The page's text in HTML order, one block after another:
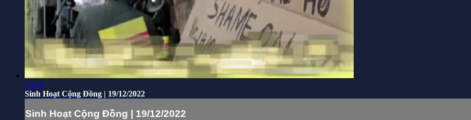
25:50
Sinh Hoạt Cộng Đồng | 19/12/2022
Sinh Hoạt Cộng Đồng | 19/12/2022